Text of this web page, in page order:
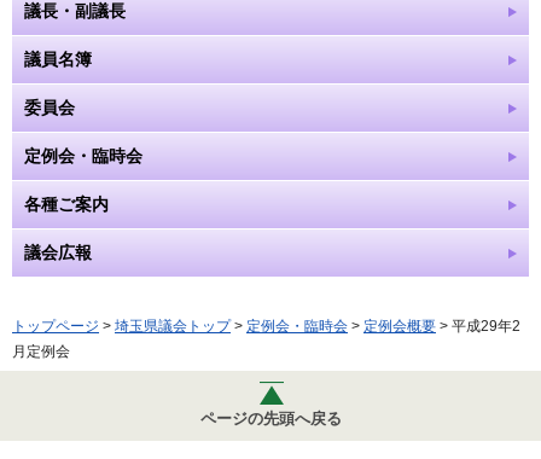
議長・副議長
議員名簿
委員会
定例会・臨時会
各種ご案内
議会広報
トップページ > 埼玉県議会トップ> 定例会・臨時会 > 定例会概要 > 平成29年2
月定例会
ページの先頭へ戻る